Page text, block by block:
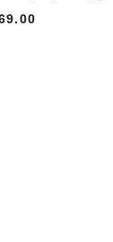
Cena: